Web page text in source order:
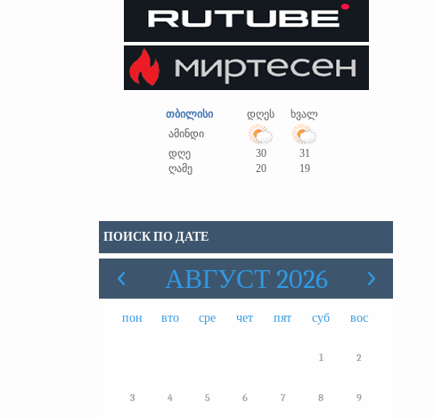
თბილისი დღეს
ხვალ
ამინდი
დღე
30
31
ღამე
20 19
ПОИСК ПО ДАТЕ
АВГУСТ 2026
пон вто сре чет пят суб вос
1 2
3 4 5 6 7 8 9